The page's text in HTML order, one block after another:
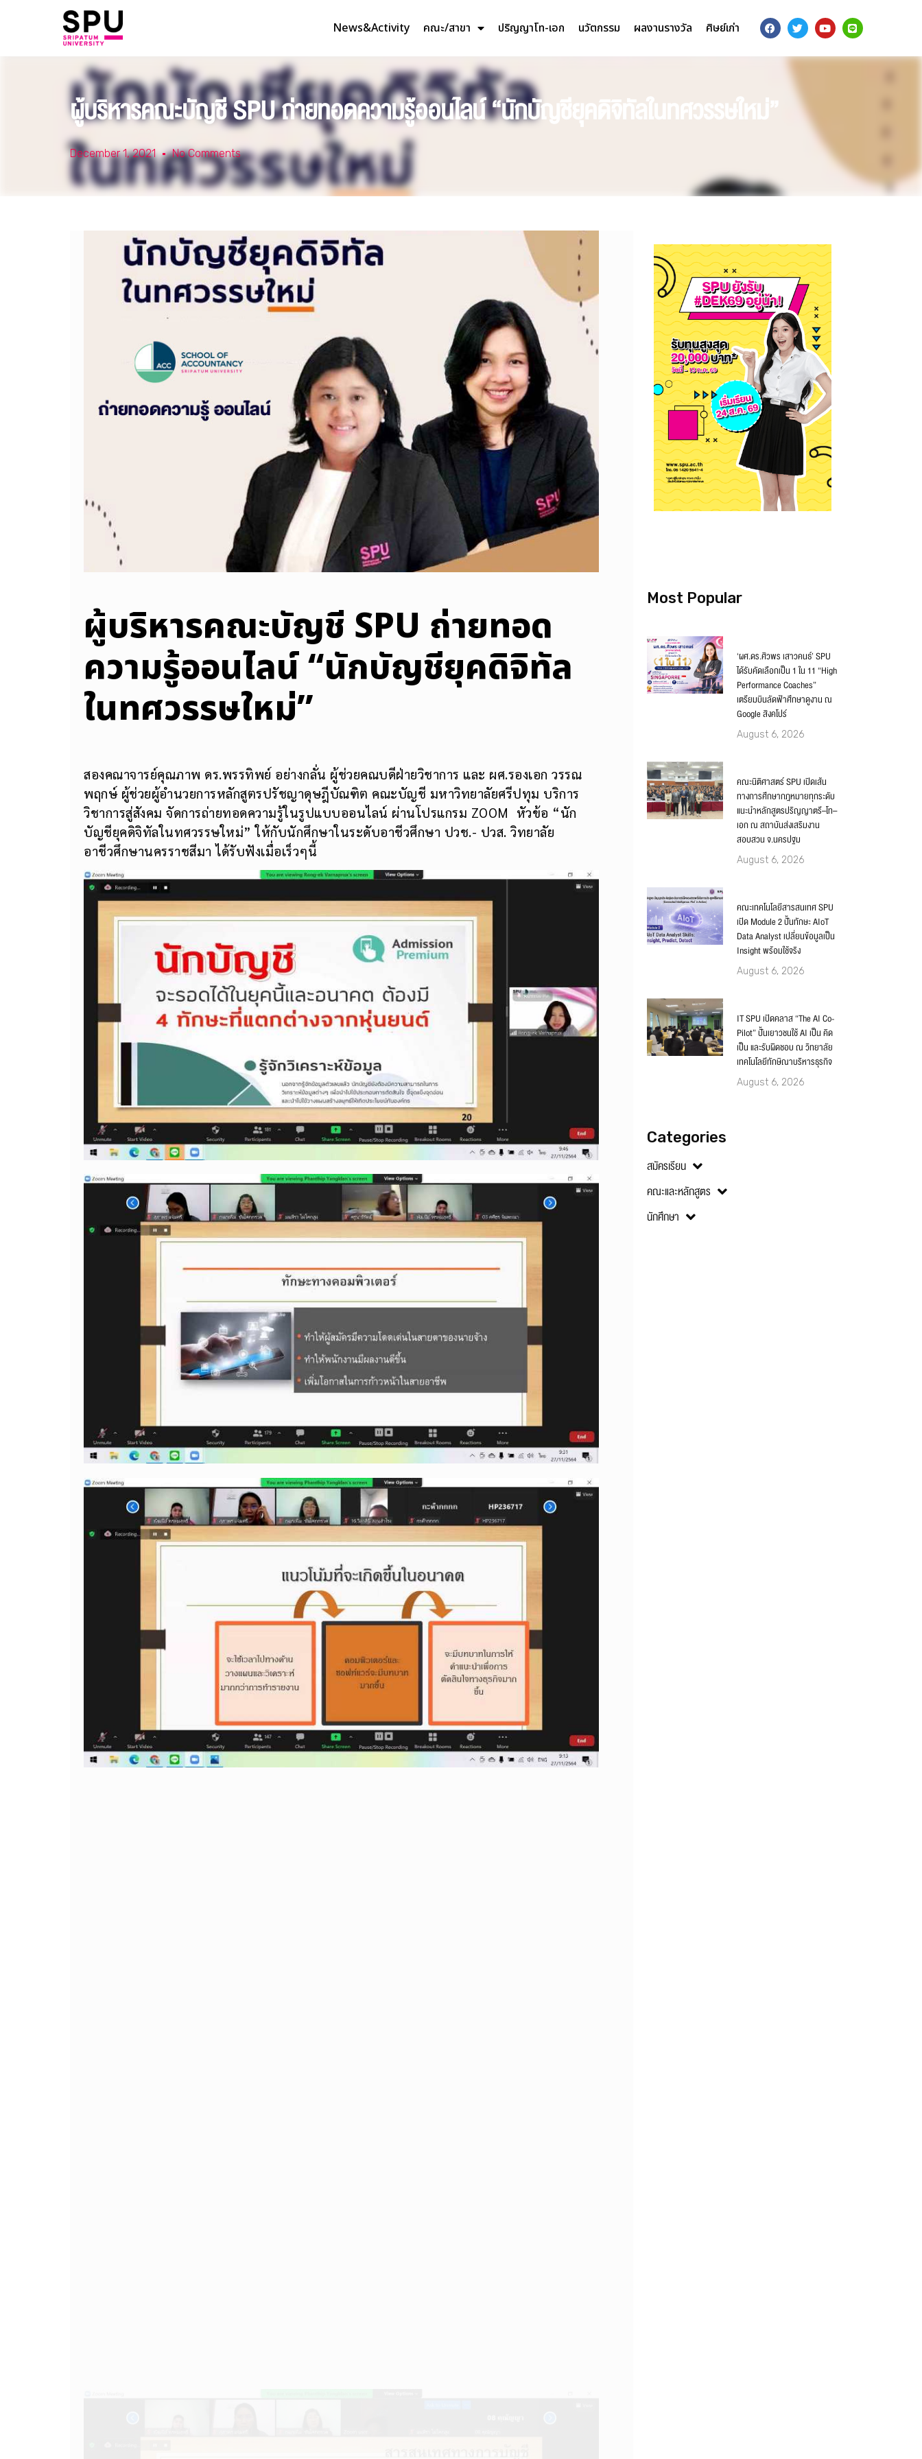
News&Activity คณะ/สาขา ปริญญาโท-เอก นวัตกรรม ผลงานรางวัล ศิษย์เก่า
ผู้บริหารคณะบัญชี SPU ถ่ายทอดความรู้ออนไลน์ “นักบัญชียุคดิจิทัลในทศวรรษใหม่”
December 1, 2021 No Comments
ผู้บริหารคณะบัญชี SPU ถ่ายทอด
ความรู้ออนไลน์ “นักบัญชียุคดิจิทัล
ในทศวรรษใหม่”
สองคณาจารย์คุณภาพ ดร.พรรทิพย์ อย่างกลั่น ผู้ช่วยคณบดีฝ่ายวิชาการ และ ผศ.รองเอก วรรณ
พฤกษ์ ผู้ช่วยผู้อำนวยการหลักสูตรปรัชญาดุษฎีบัณฑิต คณะบัญชี มหาวิทยาลัยศรีปทุม บริการ
วิชาการสู่สังคม จัดการถ่ายทอดความรู้ในรูปแบบออนไลน์ ผ่านโปรแกรม ZOOM หัวข้อ “นัก
บัญชียุคดิจิทัลในทศวรรษใหม่” ให้กับนักศึกษาในระดับอาชีวศึกษา ปวช.- ปวส. วิทยาลัย
อาชีวศึกษานครราชสีมา ได้รับฟังเมื่อเร็วๆนี้
Most Popular
‘ผศ.ดร.ศิวพร เสาวคนธ์’ SPU
ได้รับคัดเลือกเป็น 1 ใน 11 “High
Performance Coaches”
เตรียมบินลัดฟ้าศึกษาดูงาน ณ
Google สิงคโปร์
August 6, 2026
คณะนิติศาสตร์ SPU เปิดเส้น
ทางการศึกษากฎหมายทุกระดับ
แนะนำหลักสูตรปริญญาตรี–โท–
เอก ณ สถาบันส่งเสริมงาน
สอบสวน จ.นครปฐม
August 6, 2026
คณะเทคโนโลยีสารสนเทศ SPU
เปิด Module 2 ปั้นทักษะ AIoT
Data Analyst เปลี่ยนข้อมูลเป็น
Insight พร้อมใช้จริง
August 6, 2026
IT SPU เปิดคลาส “The AI Co-
Pilot” ปั้นเยาวชนใช้ AI เป็น คิด
เป็น และรับผิดชอบ ณ วิทยาลัย
เทคโนโลยีทักษิณาบริหารธุรกิจ
August 6, 2026
Categories
สมัครเรียน
คณะและหลักสูตร
นักศึกษา